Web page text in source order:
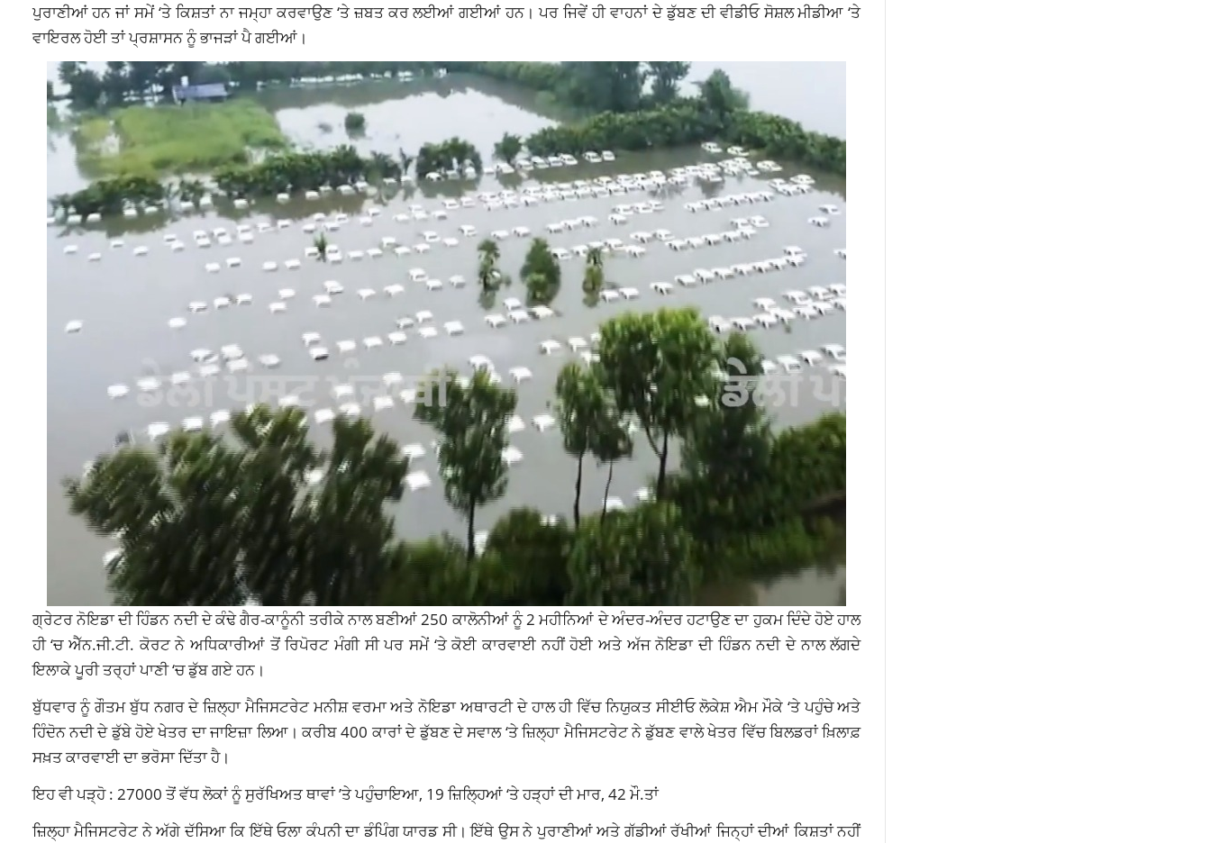
ਪੁਰਾਣੀਆਂ ਹਨ ਜਾਂ ਸਮੇਂ ‘ਤੇ ਕਿਸ਼ਤਾਂ ਨਾ ਜਮ੍ਹਾ ਕਰਵਾਉਣ ‘ਤੇ ਜ਼ਬਤ ਕਰ ਲਈਆਂ ਗਈਆਂ ਹਨ। ਪਰ ਜਿਵੇਂ ਹੀ ਵਾਹਨਾਂ ਦੇ ਡੁੱਬਣ ਦੀ ਵੀਡੀਓ ਸੋਸ਼ਲ ਮੀਡੀਆ ‘ਤੇ
ਵਾਇਰਲ ਹੋਈ ਤਾਂ ਪ੍ਰਸ਼ਾਸਨ ਨੂੰ ਭਾਜੜਾਂ ਪੈ ਗਈਆਂ।
ਗ੍ਰੇਟਰ ਨੋਇਡਾ ਦੀ ਹਿੰਡਨ ਨਦੀ ਦੇ ਕੰਢੇ ਗੈਰ-ਕਾਨੂੰਨੀ ਤਰੀਕੇ ਨਾਲ ਬਣੀਆਂ 250 ਕਾਲੋਨੀਆਂ ਨੂੰ 2 ਮਹੀਨਿਆਂ ਦੇ ਅੰਦਰ-ਅੰਦਰ ਹਟਾਉਣ ਦਾ ਹੁਕਮ ਦਿੰਦੇ ਹੋਏ ਹਾਲ
ਹੀ ‘ਚ ਐੱਨ.ਜੀ.ਟੀ. ਕੋਰਟ ਨੇ ਅਧਿਕਾਰੀਆਂ ਤੋਂ ਰਿਪੋਰਟ ਮੰਗੀ ਸੀ ਪਰ ਸਮੇਂ ‘ਤੇ ਕੋਈ ਕਾਰਵਾਈ ਨਹੀਂ ਹੋਈ ਅਤੇ ਅੱਜ ਨੋਇਡਾ ਦੀ ਹਿੰਡਨ ਨਦੀ ਦੇ ਨਾਲ ਲੱਗਦੇ
ਇਲਾਕੇ ਪੂਰੀ ਤਰ੍ਹਾਂ ਪਾਣੀ ‘ਚ ਡੁੱਬ ਗਏ ਹਨ।
ਬੁੱਧਵਾਰ ਨੂੰ ਗੌਤਮ ਬੁੱਧ ਨਗਰ ਦੇ ਜ਼ਿਲ੍ਹਾ ਮੈਜਿਸਟਰੇਟ ਮਨੀਸ਼ ਵਰਮਾ ਅਤੇ ਨੋਇਡਾ ਅਥਾਰਟੀ ਦੇ ਹਾਲ ਹੀ ਵਿੱਚ ਨਿਯੁਕਤ ਸੀਈਓ ਲੋਕੇਸ਼ ਐਮ ਮੌਕੇ ‘ਤੇ ਪਹੁੰਚੇ ਅਤੇ
ਹਿੰਦੋਨ ਨਦੀ ਦੇ ਡੁੱਬੇ ਹੋਏ ਖੇਤਰ ਦਾ ਜਾਇਜ਼ਾ ਲਿਆ। ਕਰੀਬ 400 ਕਾਰਾਂ ਦੇ ਡੁੱਬਣ ਦੇ ਸਵਾਲ ‘ਤੇ ਜ਼ਿਲ੍ਹਾ ਮੈਜਿਸਟਰੇਟ ਨੇ ਡੁੱਬਣ ਵਾਲੇ ਖੇਤਰ ਵਿੱਚ ਬਿਲਡਰਾਂ ਖ਼ਿਲਾਫ਼
ਸਖ਼ਤ ਕਾਰਵਾਈ ਦਾ ਭਰੋਸਾ ਦਿੱਤਾ ਹੈ।
ਇਹ ਵੀ ਪੜ੍ਹੋ : 27000 ਤੋਂ ਵੱਧ ਲੋਕਾਂ ਨੂੰ ਸੁਰੱਖਿਅਤ ਥਾਵਾਂ ’ਤੇ ਪਹੁੰਚਾਇਆ, 19 ਜ਼ਿਲ੍ਹਿਆਂ ‘ਤੇ ਹੜ੍ਹਾਂ ਦੀ ਮਾਰ, 42 ਮੌ.ਤਾਂ
ਜ਼ਿਲ੍ਹਾ ਮੈਜਿਸਟਰੇਟ ਨੇ ਅੱਗੇ ਦੱਸਿਆ ਕਿ ਇੱਥੇ ਓਲਾ ਕੰਪਨੀ ਦਾ ਡੰਪਿੰਗ ਯਾਰਡ ਸੀ। ਇੱਥੇ ਉਸ ਨੇ ਪੁਰਾਣੀਆਂ ਅਤੇ ਗੱਡੀਆਂ ਰੱਖੀਆਂ ਜਿਨ੍ਹਾਂ ਦੀਆਂ ਕਿਸ਼ਤਾਂ ਨਹੀਂ